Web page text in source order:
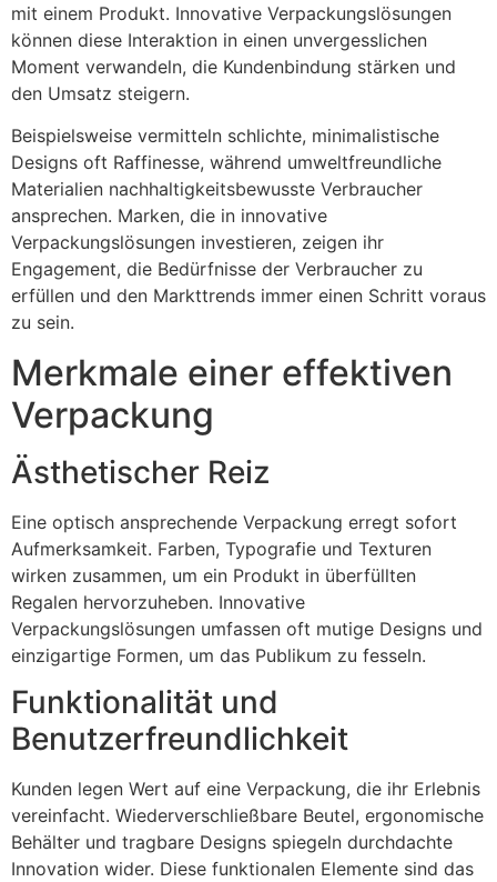
mit einem Produkt. Innovative Verpackungslösungen
können diese Interaktion in einen unvergesslichen
Moment verwandeln, die Kundenbindung stärken und
den Umsatz steigern.
Beispielsweise vermitteln schlichte, minimalistische
Designs oft Raffinesse, während umweltfreundliche
Materialien nachhaltigkeitsbewusste Verbraucher
ansprechen. Marken, die in innovative
Verpackungslösungen investieren, zeigen ihr
Engagement, die Bedürfnisse der Verbraucher zu
erfüllen und den Markttrends immer einen Schritt voraus
zu sein.
Merkmale einer effektiven
Verpackung
Ästhetischer Reiz
Eine optisch ansprechende Verpackung erregt sofort
Aufmerksamkeit. Farben, Typografie und Texturen
wirken zusammen, um ein Produkt in überfüllten
Regalen hervorzuheben. Innovative
Verpackungslösungen umfassen oft mutige Designs und
einzigartige Formen, um das Publikum zu fesseln.
Funktionalität und
Benutzerfreundlichkeit
Kunden legen Wert auf eine Verpackung, die ihr Erlebnis
vereinfacht. Wiederverschließbare Beutel, ergonomische
Behälter und tragbare Designs spiegeln durchdachte
Innovation wider. Diese funktionalen Elemente sind das